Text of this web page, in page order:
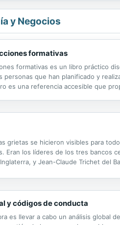
y Negocios
formativas
formativas es un libro práctico
personas que han planificado y
es una referencia accesible que
grietas se hicieron visibles para
Eran los líderes de los tres bancos
y Jean-Claude Trichet del
y códigos de conducta
es llevar a cabo un análisis global